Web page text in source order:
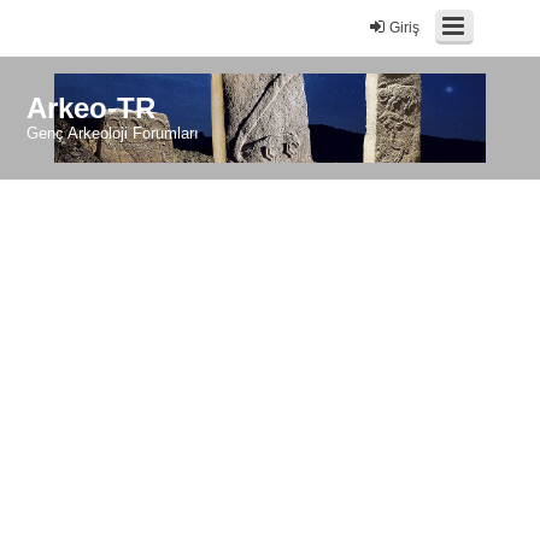
Giriş
Arkeo-TR
Genç Arkeoloji Forumları